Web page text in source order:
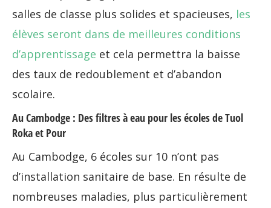
salles de classe plus solides et spacieuses, les
élèves seront dans de meilleures conditions
d’apprentissage et cela permettra la baisse
des taux de redoublement et d’abandon
scolaire.
AuCambodge : Des filtres à eau pour les écoles de Tuol
Roka et Pour
Au Cambodge, 6 écoles sur 10 n’ont pas
d’installation sanitaire de base. En résulte de
nombreuses maladies, plus particulièrement